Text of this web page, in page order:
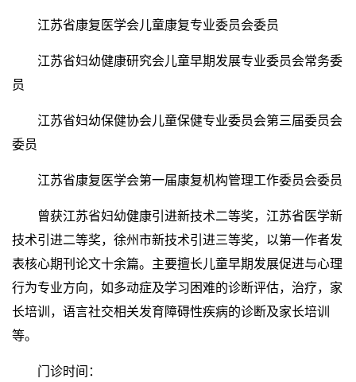
江苏省康复医学会儿童康复专业委员会委员
江苏省妇幼健康研究会儿童早期发展专业委员会常务委
员
江苏省妇幼保健协会儿童保健专业委员会第三届委员会
委员
江苏省康复医学会第一届康复机构管理工作委员会委员
曾获江苏省妇幼健康引进新技术二等奖，江苏省医学新
技术引进二等奖，徐州市新技术引进三等奖，以第一作者发
表核心期刊论文十余篇。主要擅长儿童早期发展促进与心理
行为专业方向，如多动症及学习困难的诊断评估，治疗，家
长培训，语言社交相关发育障碍性疾病的诊断及家长培训
等。
门诊时间：